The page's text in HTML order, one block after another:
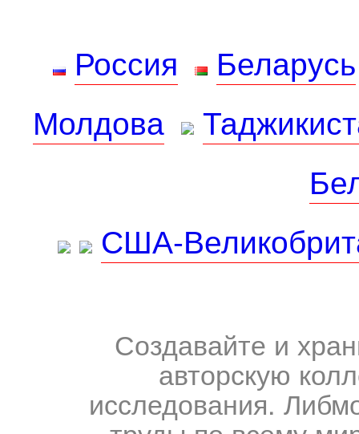
Россия
Беларусь
Молдова
США-
Создавайте и
авторскую
исследования.